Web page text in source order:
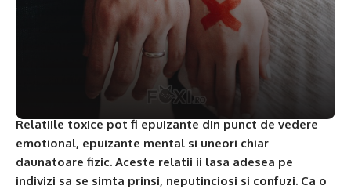
Relatiile toxice pot fi epuizante din punct de vedere
emotional, epuizante mental si uneori chiar
daunatoare fizic. Aceste relatii ii lasa adesea pe
indivizi sa se simta prinsi, neputinciosi si confuzi. Ca o